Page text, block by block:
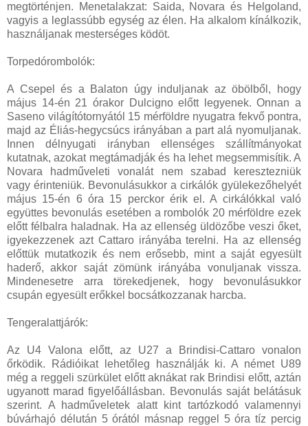
megtörténjen. Menetalakzat: Saida, Novara és Helgoland,
vagyis a leglassúbb egység az élen. Ha alkalom kínálkozik,
használjanak mesterséges ködöt.
Torpedórombolók:
A Csepel és a Balaton úgy induljanak az öbölből, hogy
május 14-én 21 órakor Dulcigno előtt legyenek. Onnan a
Saseno világítótornyától 15 mérföldre nyugatra fekvő pontra,
majd az Éliás-hegycsúcs irányában a part alá nyomuljanak.
Innen délnyugati irányban ellenséges szállítmányokat
kutatnak, azokat megtámadják és ha lehet megsemmisítik. A
Novara hadműveleti vonalát nem szabad keresztezniük
vagy érinteniük. Bevonulásukkor a cirkálók gyülekezőhelyét
május 15-én 6 óra 15 perckor érik el. A cirkálókkal való
együttes bevonulás esetében a rombolók 20 mérföldre ezek
előtt félbalra haladnak. Ha az ellenség üldözőbe veszi őket,
igyekezzenek azt Cattaro irányába terelni. Ha az ellenség
előttük mutatkozik és nem erősebb, mint a saját egyesült
haderő, akkor saját zömünk irányába vonuljanak vissza.
Mindenesetre arra törekedjenek, hogy bevonulásukkor
csupán egyesült erőkkel bocsátkozzanak harcba.
Tengeralattjárók:
Az U4 Valona előtt, az U27 a Brindisi-Cattaro vonalon
őrködik. Rádióikat lehetőleg használják ki. A német U89
még a reggeli szürkület előtt aknákat rak Brindisi előtt, aztán
ugyanott marad figyelőállásban. Bevonulás saját belátásuk
szerint. A hadműveletek alatt kint tartózkodó valamennyi
búvárhajó délután 5 órától másnap reggel 5 óra tíz percig